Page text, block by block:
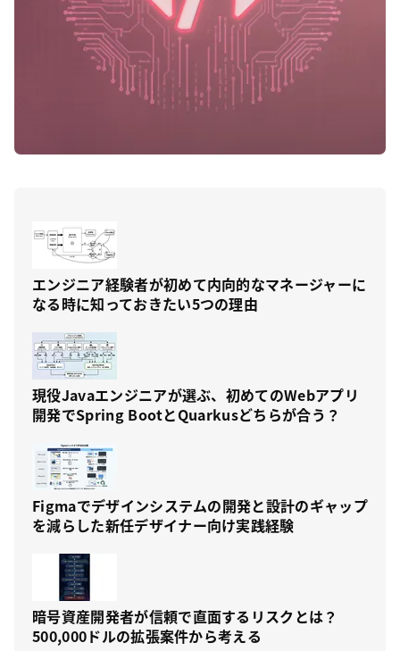
エンジニア経験者が初めて内向的なマネージャーに
なる時に知っておきたい5つの理由
現役Javaエンジニアが選ぶ、初めてのWebアプリ
開発でSpring BootとQuarkusどちらが合う？
Figmaでデザインシステムの開発と設計のギャップ
を減らした新任デザイナー向け実践経験
暗号資産開発者が信頼で直面するリスクとは？
500,000ドルの拡張案件から考える